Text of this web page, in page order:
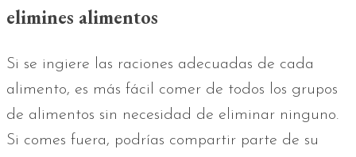
elimines alimentos
Si se ingiere las raciones adecuadas de cada
alimento, es más fácil comer de todos los grupos
de alimentos sin necesidad de eliminar ninguno.
Si comes fuera, podrías compartir parte de su